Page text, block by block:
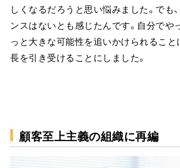
しくなるだろうと思い悩みました。でも
ンスはないとも感じたんです。自分でや
っと大きな可能性を追いかけられること
長を引き受けることにしました。
顧客至上主義の組織に再編